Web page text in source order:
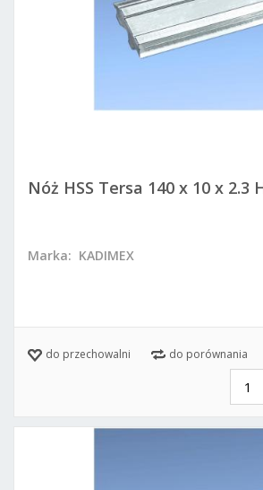
Nóż HSS Tersa 140 x 10 x 2.3
Marka: KADIMEX
do przechowalni do porównania